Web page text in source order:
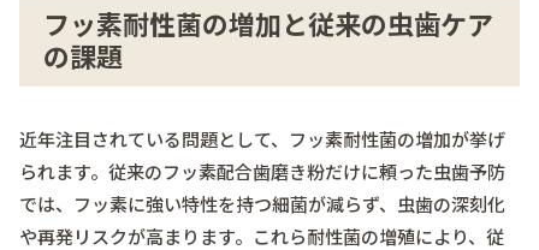
フッ素耐性菌の増加と従来の虫歯ケア
の課題
近年注目されている問題として、フッ素耐性菌の増加が挙げ
られます。従来のフッ素配合歯磨き粉だけに頼った虫歯予防
では、フッ素に強い特性を持つ細菌が減らず、虫歯の深刻化
や再発リスクが高まります。これら耐性菌の増殖により、従